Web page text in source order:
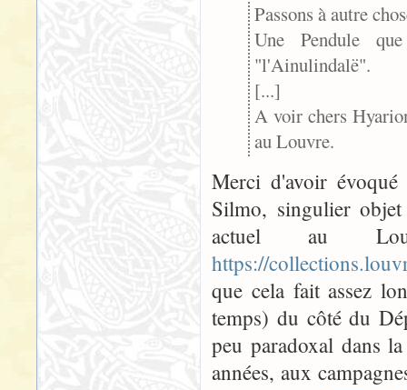
Passons à autre
Une Pendule
"l'Ainulindalë".
[...]
A voir chers
au Louvre.
Merci d'avoir
Silmo, singulier
actuel au
https://
que cela fait assez
temps) du côté du
peu paradoxal dans
années, aux